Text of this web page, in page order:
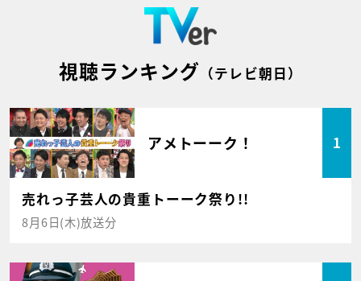
視聴ランキング （テレビ朝日）
アメトーーク！ 1
売れっ子芸人の貴重トーーク祭り!!
8月6日(木)放送分